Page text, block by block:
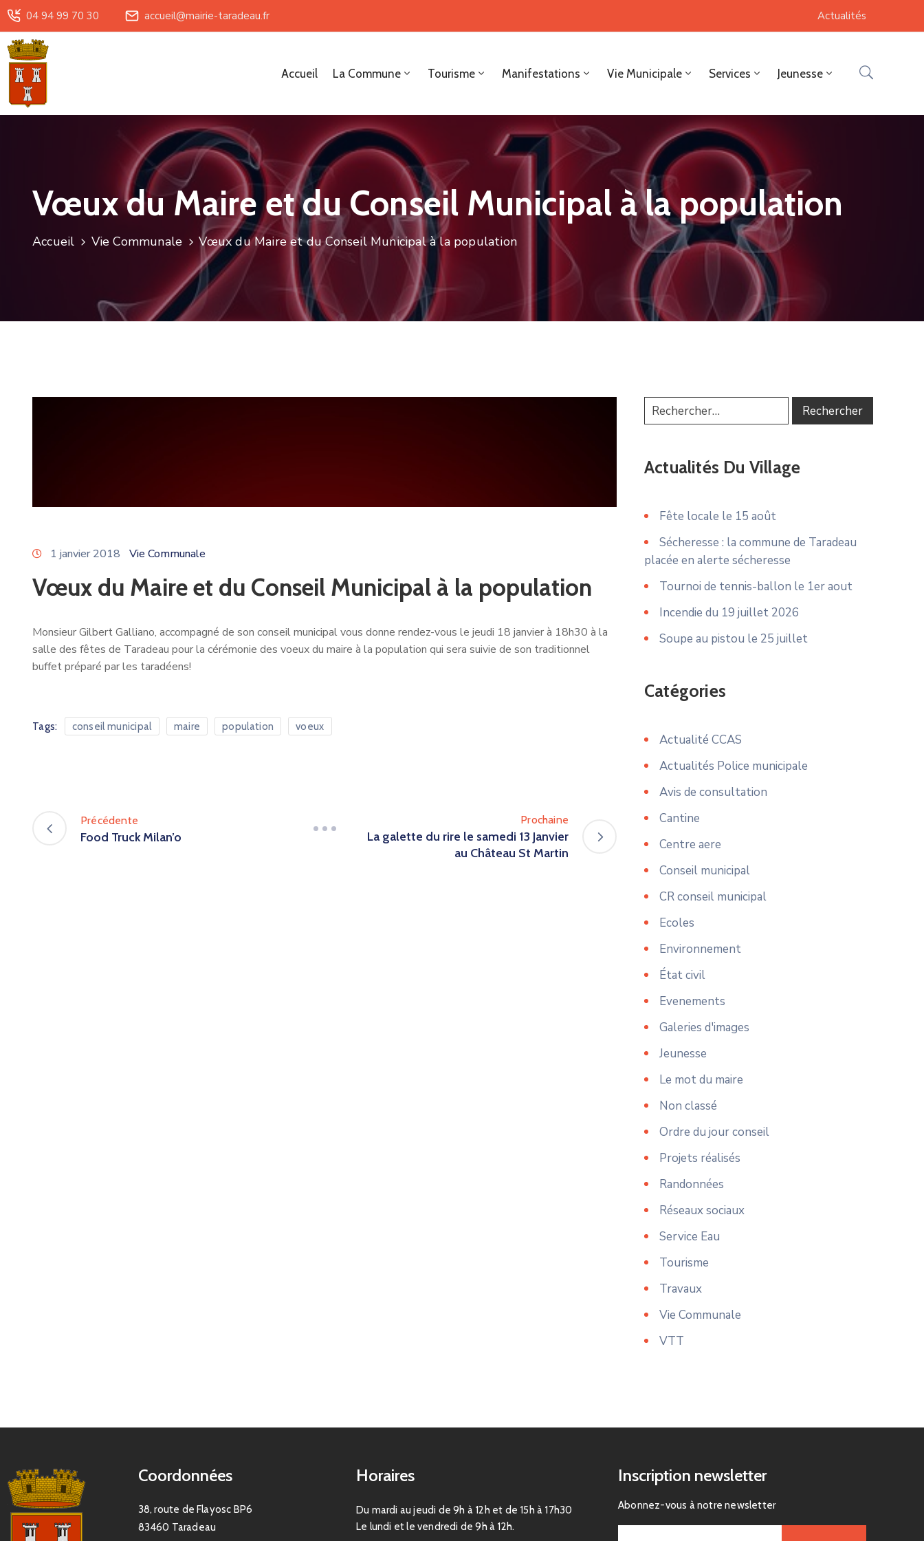
04 94 99 70 30 accueil@mairie-taradeau.fr Actualités
Accueil La Commune Tourisme Manifestations Vie Municipale Services Jeunesse
Vœux du Maire et du Conseil Municipal à la population
Accueil Vie Communale Vœux du Maire et du Conseil Municipal à la population
1 janvier 2018 Vie Communale
Vœux du Maire et du Conseil Municipal à la population
Monsieur Gilbert Galliano, accompagné de son conseil municipal vous donne rendez-vous le jeudi 18 janvier à 18h30 à la
salle des fêtes de Taradeau pour la cérémonie des voeux du maire à la population qui sera suivie de son traditionnel
buffet préparé par les taradéens!
Tags: conseil municipal maire population voeux
Précédente
Food Truck Milan’o
Prochaine
La galette du rire le samedi 13 Janvier
au Château St Martin
Actualités Du Village
Fête locale le 15 août
Sécheresse : la commune de Taradeau
placée en alerte sécheresse
Tournoi de tennis-ballon le 1er aout
Incendie du 19 juillet 2026
Soupe au pistou le 25 juillet
Catégories
Actualité CCAS
Actualités Police municipale
Avis de consultation
Cantine
Centre aere
Conseil municipal
CR conseil municipal
Ecoles
Environnement
État civil
Evenements
Galeries d'images
Jeunesse
Le mot du maire
Non classé
Ordre du jour conseil
Projets réalisés
Randonnées
Réseaux sociaux
Service Eau
Tourisme
Travaux
Vie Communale
VTT
Coordonnées
38, route de Flayosc BP6
83460 Taradeau
Horaires
Du mardi au jeudi de 9h à 12h et de 15h à 17h30
Le lundi et le vendredi de 9h à 12h.
Inscription newsletter
Abonnez-vous à notre newsletter